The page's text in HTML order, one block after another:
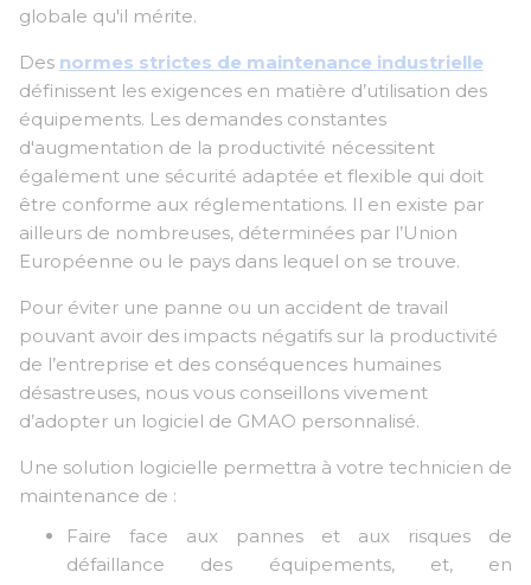
globale qu'il mérite.
Des normes strictes de maintenance industrielle
définissent les exigences en matière d’utilisation des
équipements. Les demandes constantes
d'augmentation de la productivité nécessitent
également une sécurité adaptée et flexible qui doit
être conforme aux réglementations. Il en existe par
ailleurs de nombreuses, déterminées par l’Union
Européenne ou le pays dans lequel on se trouve.
Pour éviter une panne ou un accident de travail
pouvant avoir des impacts négatifs sur la productivité
de l’entreprise et des conséquences humaines
désastreuses, nous vous conseillons vivement
d’adopter un logiciel de GMAO personnalisé.
Une solution logicielle permettra à votre technicien de
maintenance de :
Faire face aux pannes et aux risques de
défaillance des équipements, et, en